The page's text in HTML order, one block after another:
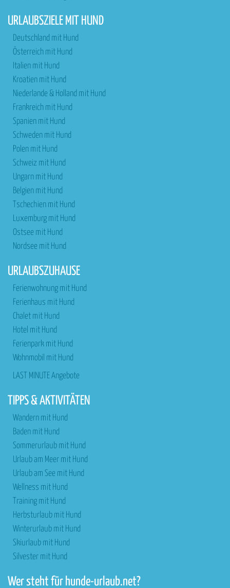
URLAUBSZIELE MIT HUND
Deutschland mit Hund
Österreich mit Hund
Italien mit Hund
Kroatien mit Hund
Niederlande & Holland mit Hund
Frankreich mit Hund
Spanien mit Hund
Schweden mit Hund
Polen mit Hund
Schweiz mit Hund
Ungarn mit Hund
Belgien mit Hund
Tschechien mit Hund
Luxemburg mit Hund
Ostsee mit Hund
Nordsee mit Hund
URLAUBSZUHAUSE
Ferienwohnung mit Hund
Ferienhaus mit Hund
Chalet mit Hund
Hotel mit Hund
Ferienpark mit Hund
Wohnmobil mit Hund
LAST MINUTE Angebote
TIPPS & AKTIVITÄTEN
Wandern mit Hund
Baden mit Hund
Sommerurlaub mit Hund
Urlaub am Meer mit Hund
Urlaub am See mit Hund
Wellness mit Hund
Training mit Hund
Herbsturlaub mit Hund
Winterurlaub mit Hund
Skiurlaub mit Hund
Silvester mit Hund
Wer steht für hunde-urlaub.net?